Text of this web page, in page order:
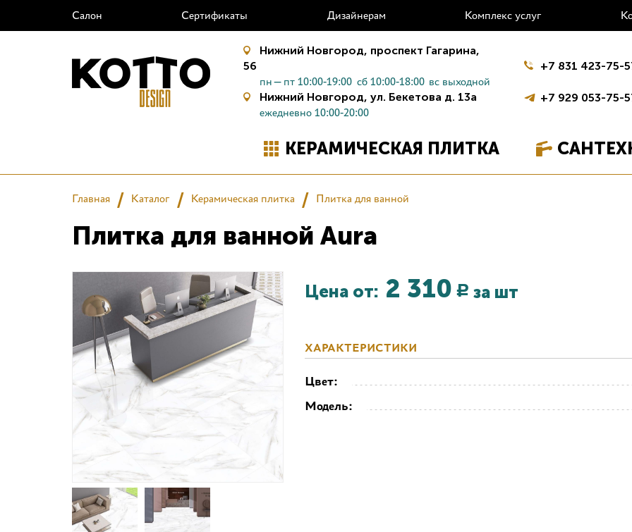
Салон Сертификаты Дизайнерам Комплекс услуг
Нижний Новгород, проспект Гагарина,
56
пн—пт 10:00-19:00 сб 10:00-18:00 вс выходной
Нижний Новгород, ул. Бекетова д. 13а
ежедневно 10:00-20:00
+7 831 423-75-
+7 929 053-75-
КЕРАМИЧЕСКАЯ ПЛИТКА
Главная Каталог Керамическая плитка Плитка для ванной
Плитка для ванной Aura
Цена от: 2 310 Р за шт
ХАРАКТЕРИСТИКИ
Цвет:
Модель: